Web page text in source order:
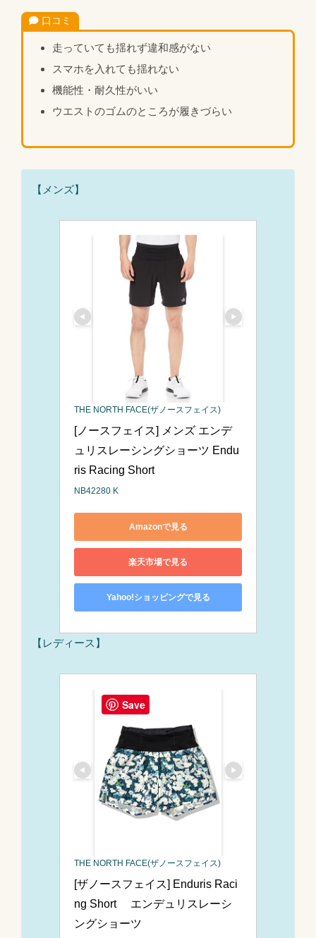
口コミ
走っていても揺れず違和感がない
スマホを入れても揺れない
機能性・耐久性がいい
ウエストのゴムのところが履きづらい
【メンズ】
THE NORTH FACE(ザノースフェイス)
[ノースフェイス] メンズ エンデ
ュリスレーシングショーツ Endu
ris Racing Short
NB42280 K
Amazonで見る
楽天市場で見る
Yahoo!ショッピングで見る
【レディース】
THE NORTH FACE(ザノースフェイス)
[ザノースフェイス] Enduris Raci
ng Short 　エンデュリスレーシ
ングショーツ
Save